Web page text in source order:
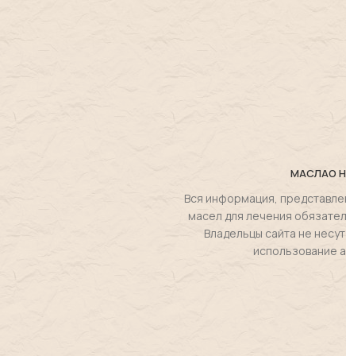
МАСЛАО
Вся информация,
масел для лечения
Владельцы сайта не
использование